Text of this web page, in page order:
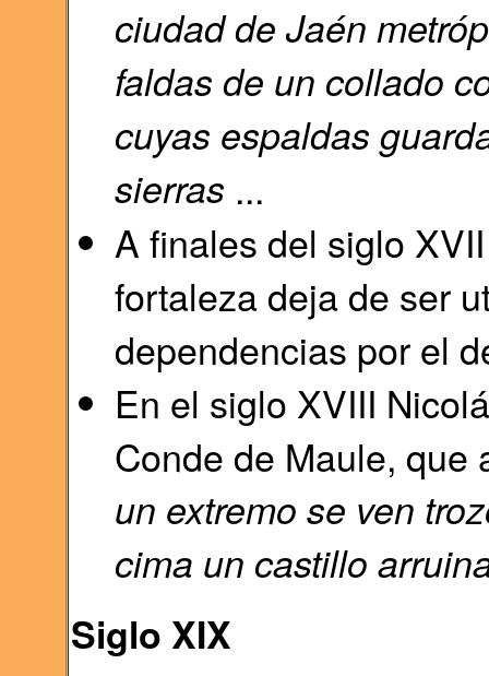
ciudad de Jaén
faldas de un collado
cuyas espaldas
sierras ...
A finales del siglo
fortaleza deja de ser
dependencias por el
En el siglo XVIII
Conde de Maule,
un extremo se ven
cima un castillo
Siglo XIX